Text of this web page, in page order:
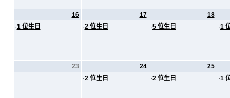
16
·1 位生日
17
·2 位生日
18
·5 位生日 ·1
23
24
·2 位生日
25
·2 位生日 ·1